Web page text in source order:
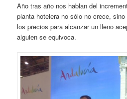
Año tras año nos hablan del
planta hotelera no sólo no crece,
los precios para alcanzar un lleno
alguien se equivoca.